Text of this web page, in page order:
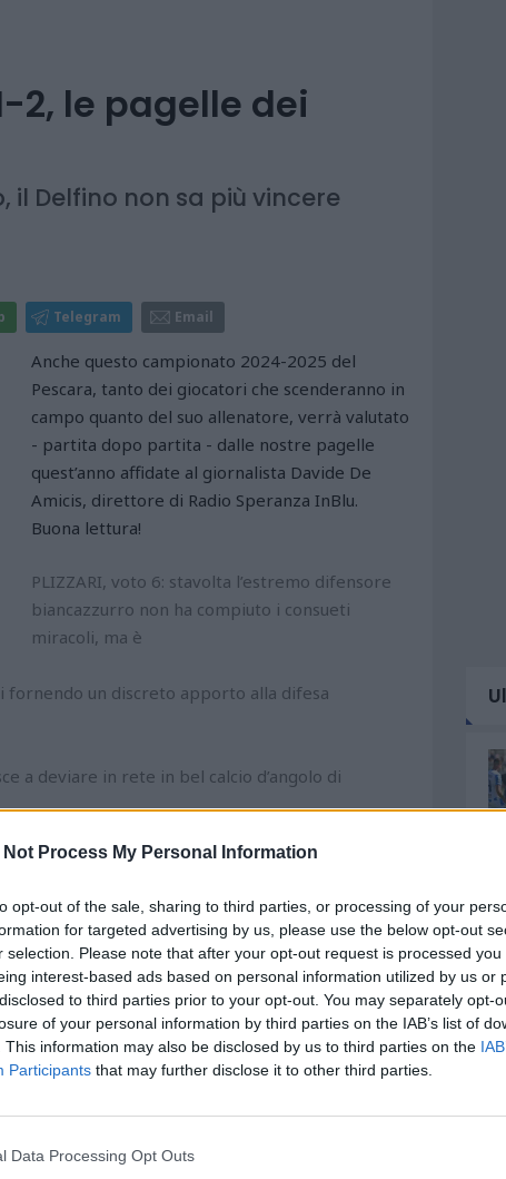
Not Process My Personal Information
opt-out of the sale, sharing to third parties, or processing of your
for targeted advertising by us, please use the below opt-out
selection. Please note that after your opt-out request is processed you
interest-based ads based on personal information utilized by us or
to third parties prior to your opt-out. You may separately opt-
of your personal information by third parties on the IAB’s list of
This information may also be disclosed by us to third parties on the
Participants that may further disclose it to other third parties.
Data Processing Opt Outs
2, le pagelle dei
Delfino non sa più vincere
Telegram Email
Anche questo campionato 2024-2025 del
Pescara, tanto dei giocatori che scenderanno in
campo quanto del suo allenatore, verrà valutato
- partita dopo partita - dalle nostre pagelle
quest’anno affidate al giornalista Davide De
Amicis, direttore di Radio Speranza InBlu.
Buona lettura!
PLIZZARI, voto 6: stavolta l’estremo difensore
biancazzurro non ha compiuto i consueti
miracoli, ma è
fornendo un discreto apporto alla difesa
a deviare in rete in bel calcio d’angolo di
difendere la sua porta. Lo fa discretamente solo
di reparto. Nella ripresa, invece, la sua
diversi rischi alla formazione biancazzurra,
al 91’;
specie, nella ripresa non ha fornito la
partita. Prima, al 26’, sblocca il risultato
in maniera scoordinata, alzando il braccio